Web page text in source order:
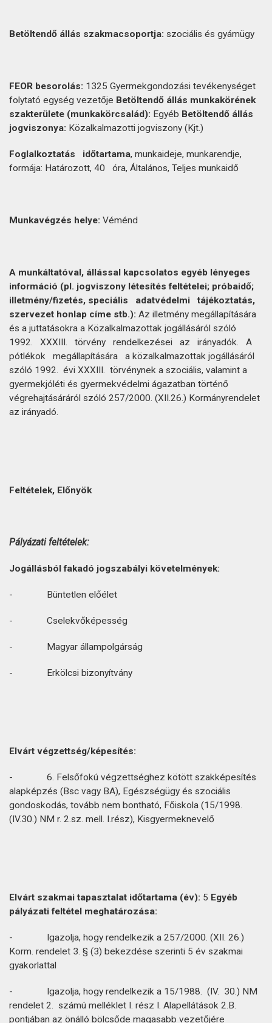
Betöltendő állás szakmacsoportja: szociális és gyámügy
FEOR besorolás: 1325 Gyermekgondozási tevékenységet
folytató egység vezetője Betöltendő állás munkakörének
szakterülete (munkakörcsalád): Egyéb Betöltendő állás
jogviszonya: Közalkalmazotti jogviszony (Kjt.)
Foglalkoztatás időtartama, munkaideje, munkarendje,
formája: Határozott, 40 óra, Általános, Teljes munkaidő
Munkavégzés helye: Véménd
A munkáltatóval, állással kapcsolatos egyéb lényeges
információ (pl. jogviszony létesítés feltételei; próbaidő;
illetmény/fizetés, speciális adatvédelmi
tájékoztatás,
szervezet honlap címe stb.): Az illetmény megállapítására
és a juttatásokra a Közalkalmazottak jogállásáról szóló
1992. XXXIII. törvény rendelkezései az irányadók. A
pótlékok megállapítására a közalkalmazottak jogállásáról
szóló 1992. évi XXXIII. törvénynek a szociális, valamint a
gyermekjóléti és gyermekvédelmi ágazatban történő
végrehajtásáráról szóló 257/2000. (XII.26.) Kormányrendelet
az irányadó.
Feltételek, Előnyök
Pályázati feltételek:
Jogállásból fakadó jogszabályi követelmények:
- Büntetlen előélet
- Cselekvőképesség
- Magyar állampolgárság
- Erkölcsi bizonyítvány
Elvárt végzettség/képesítés:
- 6. Felsőfokú végzettséghez kötött szakképesítés
alapképzés (Bsc vagy BA), Egészségügy és szociális
gondoskodás, tovább nem bontható, Főiskola (15/1998.
(IV.30.) NM r. 2.sz. mell. I.rész), Kisgyermeknevelő
Elvárt szakmai tapasztalat időtartama (év): 5 Egyéb
pályázati feltétel meghatározása:
- Igazolja, hogy rendelkezik a 257/2000. (XII. 26.)
Korm. rendelet 3. § (3) bekezdése szerinti 5 év szakmai
gyakorlattal
- Igazolja, hogy rendelkezik a 15/1988. (IV. 30.) NM
rendelet 2. számú melléklet I. rész I. Alapellátások 2.B.
pontjában az önálló bölcsőde magasabb vezetőjére